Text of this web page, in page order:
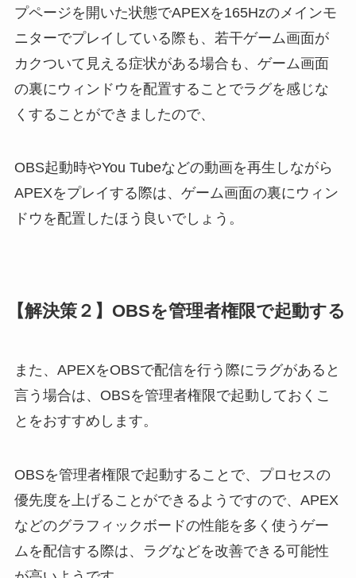
プページを開いた状態でAPEXを165Hzのメインモ
ニターでプレイしている際も、若干ゲーム画面が
カクついて見える症状がある場合も、ゲーム画面
の裏にウィンドウを配置することでラグを感じな
くすることができましたので、
OBS起動時やYou Tubeなどの動画を再生しながら
APEXをプレイする際は、ゲーム画面の裏にウィン
ドウを配置したほう良いでしょう。
【解決策２】OBSを管理者権限で起動する
また、APEXをOBSで配信を行う際にラグがあると
言う場合は、OBSを管理者権限で起動しておくこ
とをおすすめします。
OBSを管理者権限で起動することで、プロセスの
優先度を上げることができるようですので、APEX
などのグラフィックボードの性能を多く使うゲー
ムを配信する際は、ラグなどを改善できる可能性